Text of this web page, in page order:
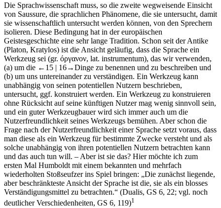
Die Sprachwissenschaft muss, so die zweite wegweisende Einsicht
von Saussure, die sprachlichen Phänomene, die sie untersucht, damit
sie wissenschaftlich untersucht werden können, von den Sprechern
isolieren. Diese Bedingung hat in der europäischen
Geistesgeschichte eine sehr lange Tradition. Schon seit der Antike
(Platon, Kratylos) ist die Ansicht geläufig, dass die Sprache ein
Werkzeug sei (gr. όργανον, lat. instrumentum), das wir verwenden,
(a) um die ←15 | 16→Dinge zu benennen und zu beschreiben und
(b) um uns untereinander zu verständigen. Ein Werkzeug kann
unabhängig von seinen potentiellen Nutzern beschrieben,
untersucht, ggf. konstruiert werden. Ein Werkzeug zu konstruieren
ohne Rücksicht auf seine künftigen Nutzer mag wenig sinnvoll sein,
und ein guter Werkzeugbauer wird sich immer auch um die
Nutzerfreundlichkeit seines Werkzeugs bemühen. Aber schon die
Frage nach der Nutzerfreundlichkeit einer Sprache setzt voraus, dass
man diese als ein Werkzeug für bestimmte Zwecke versteht und als
solche unabhängig von ihren potentiellen Nutzern betrachten kann
und das auch tun will. – Aber ist sie das? Hier möchte ich zum
ersten Mal Humboldt mit einem bekannten und mehrfach
wiederholten Stoßseufzer ins Spiel bringen: „Die zunächst liegende,
aber beschränkteste Ansicht der Sprache ist die, sie als ein blosses
Verständigungsmittel zu betrachten.“ (Dualis, GS 6, 22; vgl. noch
deutlicherVerschiedenheiten, GS 6, 119)1